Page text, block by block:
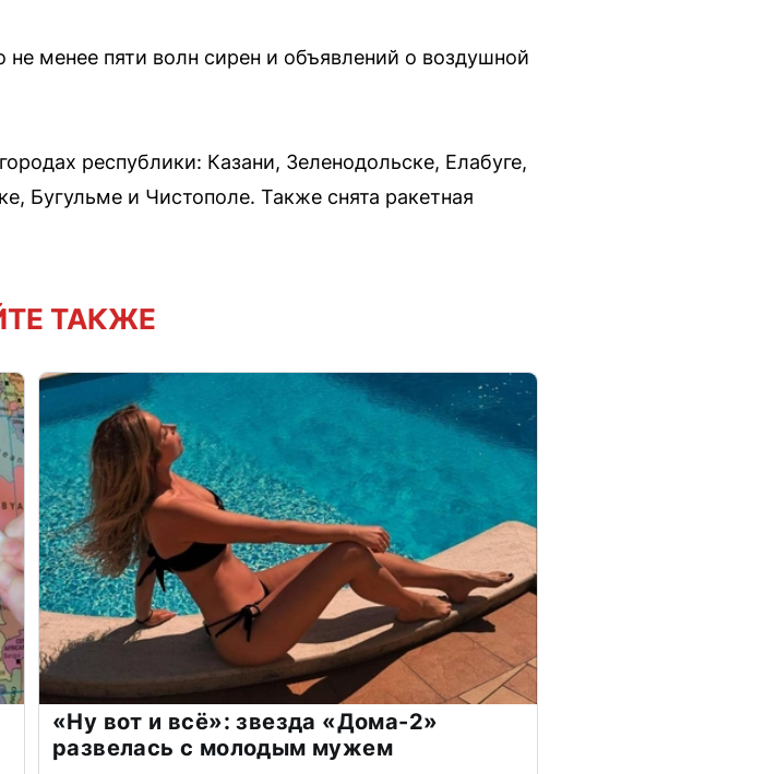
не менее пяти волн сирен и объявлений о воздушной
республики: Казани, Зеленодольске, Елабуге,
Бугульме и Чистополе. Также снята ракетная
ТАКЖЕ
«Ну вот и всё»: звезда «Дома-2»
развелась с молодым мужем